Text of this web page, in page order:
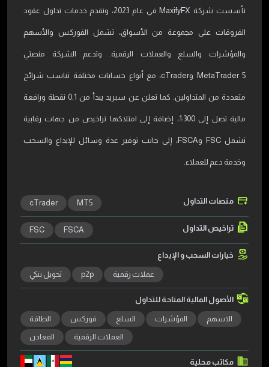
تأسست شركة MaxifyFX في عام 2023، وتقدم خدمات تداول عقود
الفروقات على مجموعة من الأسواق، تشمل الفوركس والأسهم
والمؤشرات والسلع والعملات الرقمية. وتدعم الشركة منصتي
MetaTrader 5 وcTrader، مع أنواع حسابات مختلفة تناسب شرائح
متعددة من المتداولين. كما تعلن عن سبريد يبدأ من 0.1 نقطة ورافعة
مالية تصل إلى 1:300، إضافة إلى امتلاكها تراخيص من جهات رقابية
تشمل FSC وFSCA، إلى جانب توفير عدة وسائل للإيداع والسحب
وخدمة دعم للعملاء.
منصات التداول MT5
cTrader
تراخيص التداول FSCA
FSC
خيارات السحب و الإيداع
عملات رقمية p2p تحويل بنكي
الأصول المالية المتاحة للتداول
الاسهم المؤشرات السلع فوركس
الطاقة
العملات الرقمية
المعادن
مكاتب محلية